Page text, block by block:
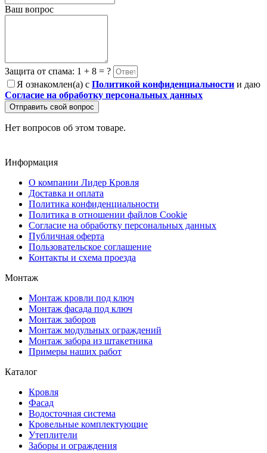
Ваш вопрос
Защита от спама: 1 + 8 = ?
Я ознакомлен(а) с Политикой конфиденциальности и даю
Согласие на обработку персональных данных
Отправить свой вопрос
Нет вопросов об этом товаре.
Информация
О компании Лидер Кровля
Доставка и оплата
Политика конфиденциальности
Политика в отношении файлов Cookie
Согласие на обработку персональных данных
Публичная оферта
Пользовательское соглашение
Контакты и схема проезда
Монтаж
Монтаж кровли под ключ
Монтаж фасада под ключ
Монтаж заборов
Монтаж модульных ограждений
Монтаж забора из штакетника
Примеры наших работ
Каталог
Кровля
Фасад
Водосточная система
Кровельные комплектующие
Утеплители
Заборы и ограждения